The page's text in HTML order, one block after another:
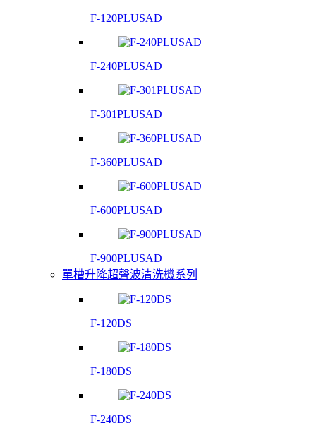
F-120PLUSAD
F-240PLUSAD
F-301PLUSAD
F-360PLUSAD
F-600PLUSAD
F-900PLUSAD
單槽升降超聲波清洗機系列
F-120DS
F-180DS
F-240DS